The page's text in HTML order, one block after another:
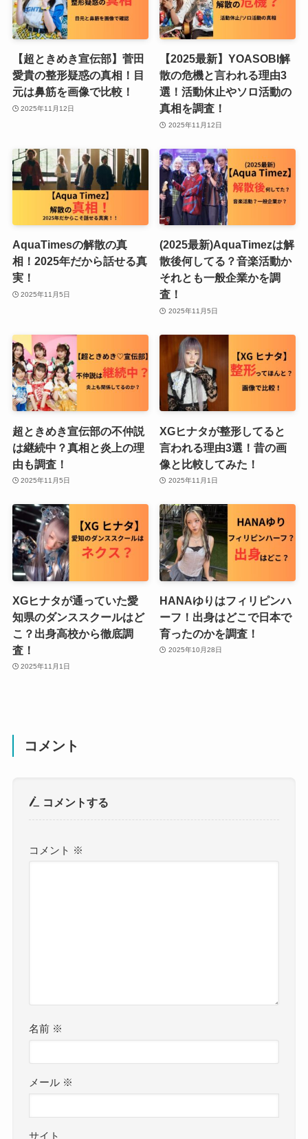
【超ときめき宣伝部】菅田
愛貴の整形疑惑の真相！目
元は鼻筋を画像で比較！
2025年11月12日
【2025最新】YOASOBI解
散の危機と言われる理由3
選！活動休止やソロ活動の
真相を調査！
2025年11月12日
AquaTimesの解散の真
相！2025年だから話せる真
実！
2025年11月5日
(2025最新)AquaTimezは解
散後何してる？音楽活動か
それとも一般企業かを調
査！
2025年11月5日
超ときめき宣伝部の不仲説
は継続中？真相と炎上の理
由も調査！
2025年11月5日
XGヒナタが整形してると
言われる理由3選！昔の画
像と比較してみた！
2025年11月1日
XGヒナタが通っていた愛
知県のダンススクールはど
こ？出身高校から徹底調
査！
2025年11月1日
HANAゆりはフィリピンハ
ーフ！出身はどこで日本で
育ったのかを調査！
2025年10月28日
コメント
コメントする
コメント ※
名前 ※
メール ※
サイト